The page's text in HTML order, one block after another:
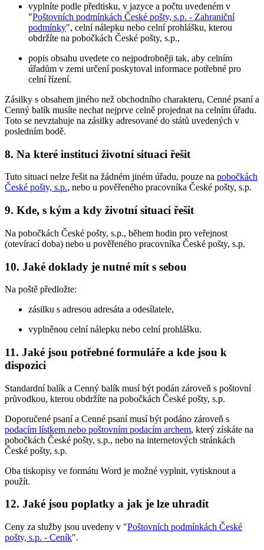
vyplníte podle předtisku, v jazyce a počtu uvedeném v
"Poštovních podmínkách České pošty, s.p. - Zahraniční
podmínky", celní nálepku nebo celní prohlášku, kterou
obdržíte na pobočkách České pošty, s.p.,
popis obsahu uvedete co nejpodrobněji tak, aby celním
úřadům v zemi určení poskytoval informace potřebné pro
celní řízení.
Zásilky s obsahem jiného než obchodního charakteru, Cenné psaní a
Cenný balík musíte nechat nejprve celně projednat na celním úřadu.
Toto se nevztahuje na zásilky adresované do států uvedených v
posledním bodě.
8. Na které instituci životní situaci řešit
Tuto situaci nelze řešit na žádném jiném úřadu, pouze na pobočkách
České pošty, s.p., nebo u pověřeného pracovníka České pošty, s.p.
9. Kde, s kým a kdy životní situaci řešit
Na pobočkách České pošty, s.p., během hodin pro veřejnost
(otevírací doba) nebo u pověřeného pracovníka České pošty, s.p.
10. Jaké doklady je nutné mít s sebou
Na poště předložte:
zásilku s adresou adresáta a odesílatele,
vyplněnou celní nálepku nebo celní prohlášku.
11. Jaké jsou potřebné formuláře a kde jsou k
dispozici
Standardní balík a Cenný balík musí být podán zároveň s poštovní
průvodkou, kterou obdržíte na pobočkách České pošty, s.p.
Doporučené psaní a Cenné psaní musí být podáno zároveň s
podacím lístkem nebo poštovním podacím archem, který získáte na
pobočkách České pošty, s.p., nebo na internetových stránkách
České pošty, s.p.
Oba tiskopisy ve formátu Word je možné vyplnit, vytisknout a
použít.
12. Jaké jsou poplatky a jak je lze uhradit
Ceny za služby jsou uvedeny v "Poštovních podmínkách České
pošty, s.p. - Ceník".